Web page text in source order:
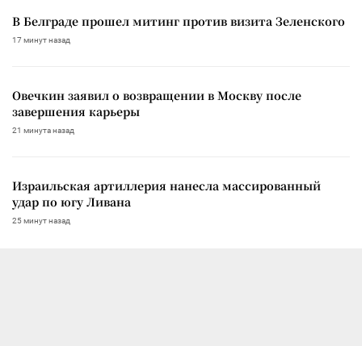
В Белграде прошел митинг против визита Зеленского
17 минут назад
Овечкин заявил о возвращении в Москву после
завершения карьеры
21 минута назад
Израильская артиллерия нанесла массированный
удар по югу Ливана
25 минут назад